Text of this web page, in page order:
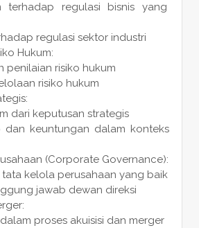
terhadap regulasi bisnis yang
regulasi sektor industri
Hukum:
penilaian risiko hukum
risiko hukum
dari keputusan strategis
dan keuntungan dalam konteks
(Corporate Governance):
tata kelola perusahaan yang baik
jawab dewan direksi
proses akuisisi dan merger